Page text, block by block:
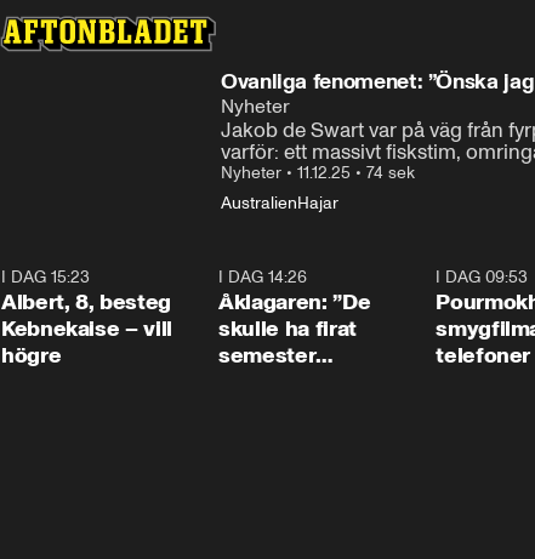
Ovanliga fenomenet: ”Önska
Nyheter
Jakob de Swart var på väg från
varför: ett massivt fiskstim,
Nyheter • 11.12.25 • 74 sek
AustralienHajar
I DAG 15:23
Albert, 8, besteg
Kebnekaise – vill
högre
I DAG 14:26
Åklagaren: ”De
skulle ha firat
semester
I DAG 09:53
telefoner